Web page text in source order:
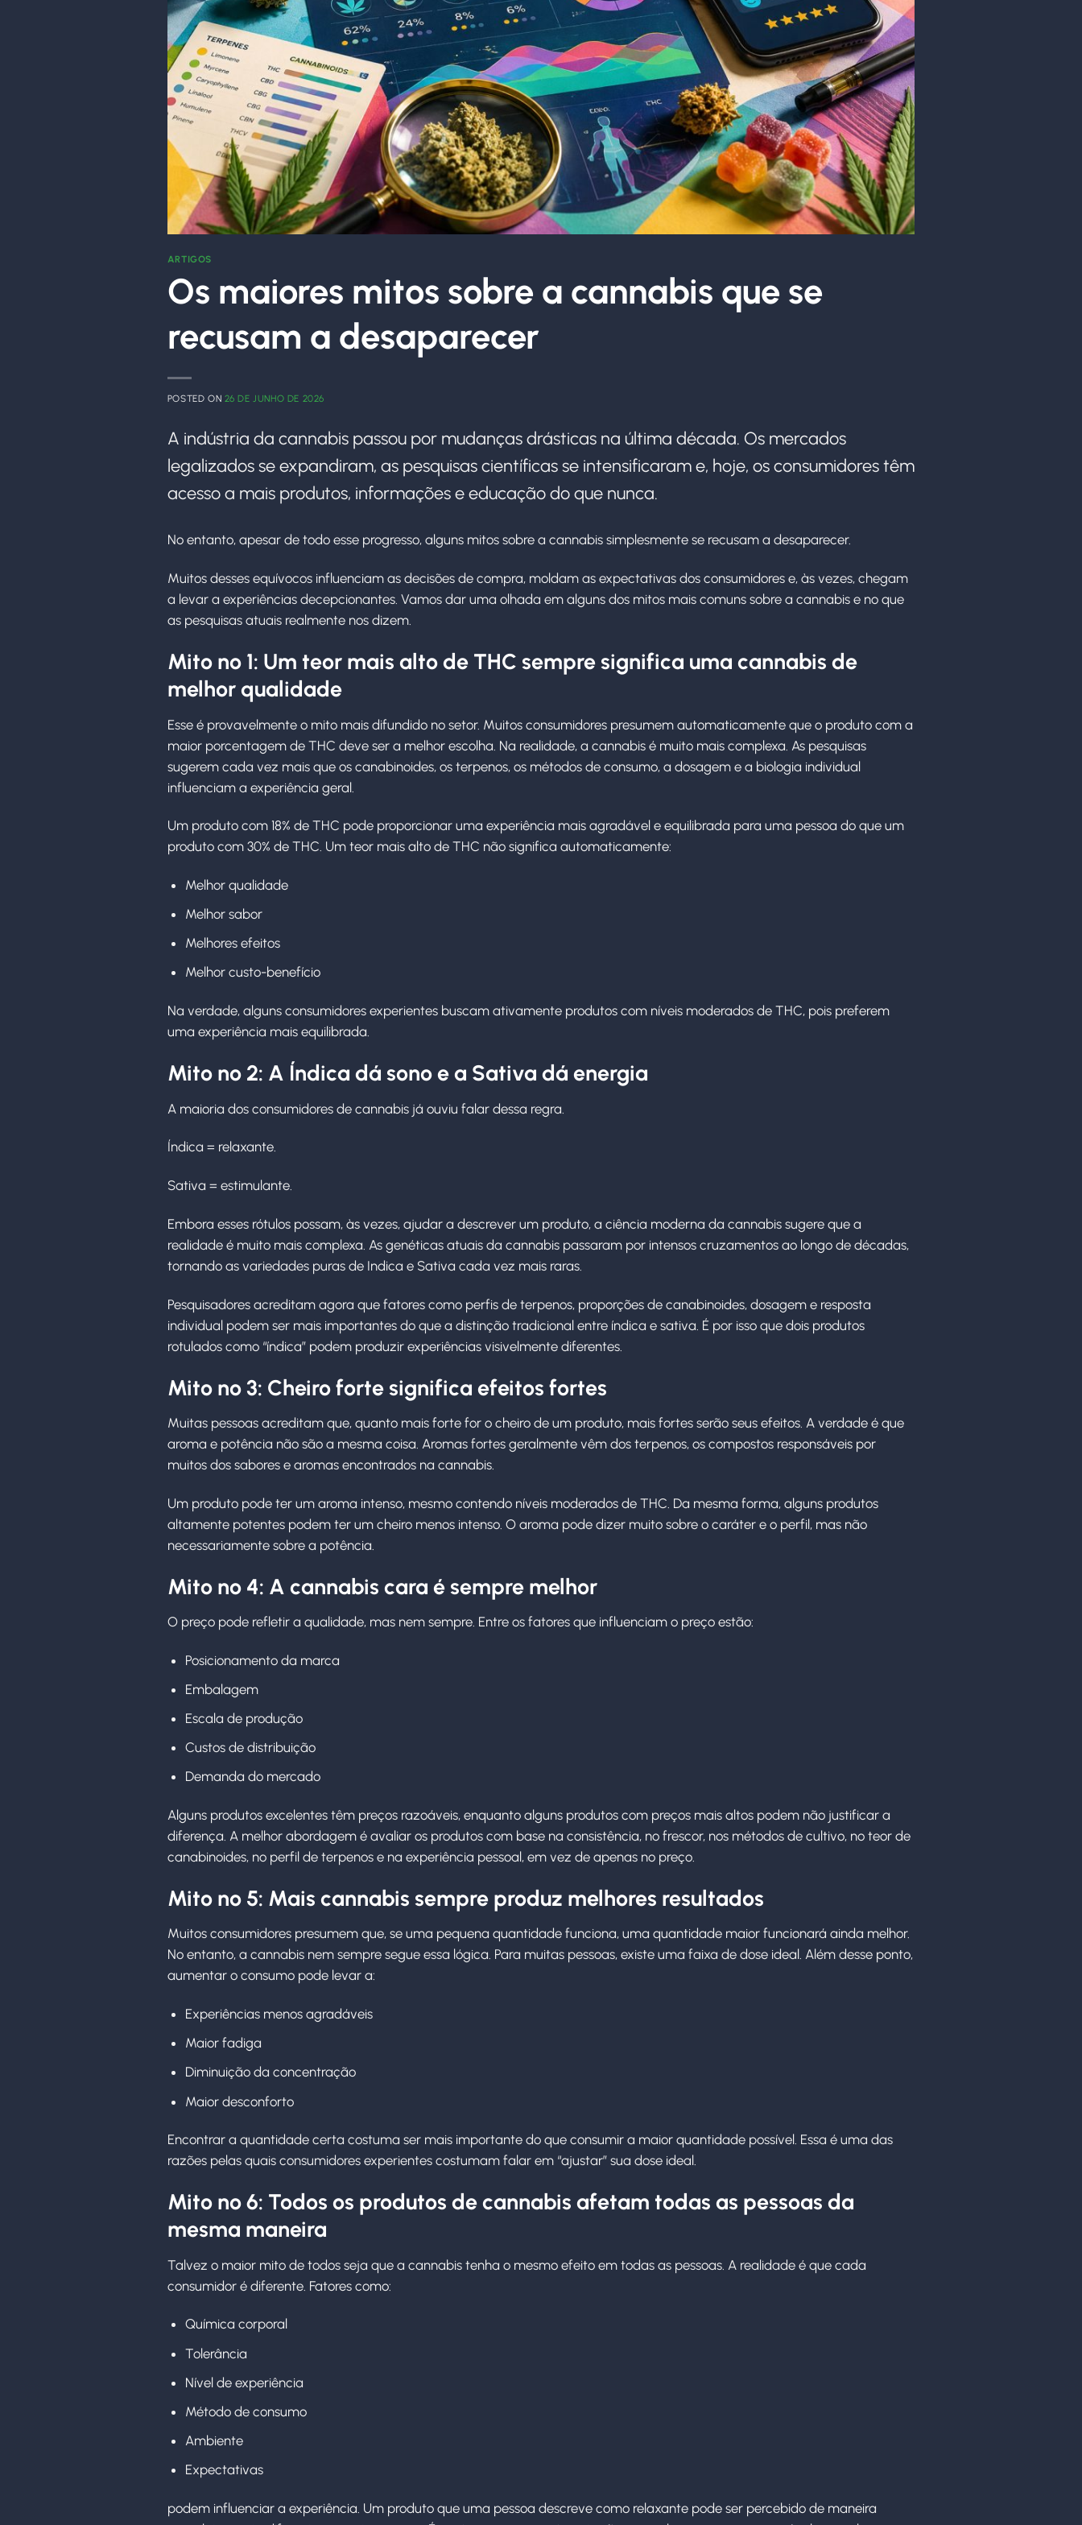
ARTIGOS
Os maiores mitos sobre a cannabis que se
recusam a desaparecer
POSTED ON 26 DE JUNHO DE 2026
A indústria da cannabis passou por mudanças drásticas na última década. Os mercados
legalizados se expandiram, as pesquisas científicas se intensificaram e, hoje, os consumidores têm
acesso a mais produtos, informações e educação do que nunca.
No entanto, apesar de todo esse progresso, alguns mitos sobre a cannabis simplesmente se recusam a desaparecer.
Muitos desses equívocos influenciam as decisões de compra, moldam as expectativas dos consumidores e, às vezes, chegam
a levar a experiências decepcionantes. Vamos dar uma olhada em alguns dos mitos mais comuns sobre a cannabis e no que
as pesquisas atuais realmente nos dizem.
Mito nº 1: Um teor mais alto de THC sempre significa uma cannabis de
melhor qualidade
Esse é provavelmente o mito mais difundido no setor. Muitos consumidores presumem automaticamente que o produto com a
maior porcentagem de THC deve ser a melhor escolha. Na realidade, a cannabis é muito mais complexa. As pesquisas
sugerem cada vez mais que os canabinoides, os terpenos, os métodos de consumo, a dosagem e a biologia individual
influenciam a experiência geral.
Um produto com 18% de THC pode proporcionar uma experiência mais agradável e equilibrada para uma pessoa do que um
produto com 30% de THC. Um teor mais alto de THC não significa automaticamente:
Melhor qualidade
Melhor sabor
Melhores efeitos
Melhor custo-benefício
Na verdade, alguns consumidores experientes buscam ativamente produtos com níveis moderados de THC, pois preferem
uma experiência mais equilibrada.
Mito nº 2: A Índica dá sono e a Sativa dá energia
A maioria dos consumidores de cannabis já ouviu falar dessa regra.
Índica = relaxante.
Sativa = estimulante.
Embora esses rótulos possam, às vezes, ajudar a descrever um produto, a ciência moderna da cannabis sugere que a
realidade é muito mais complexa. As genéticas atuais da cannabis passaram por intensos cruzamentos ao longo de décadas,
tornando as variedades puras de Indica e Sativa cada vez mais raras.
Pesquisadores acreditam agora que fatores como perfis de terpenos, proporções de canabinoides, dosagem e resposta
individual podem ser mais importantes do que a distinção tradicional entre índica e sativa. É por isso que dois produtos
rotulados como “índica” podem produzir experiências visivelmente diferentes.
Mito nº 3: Cheiro forte significa efeitos fortes
Muitas pessoas acreditam que, quanto mais forte for o cheiro de um produto, mais fortes serão seus efeitos. A verdade é que
aroma e potência não são a mesma coisa. Aromas fortes geralmente vêm dos terpenos, os compostos responsáveis por
muitos dos sabores e aromas encontrados na cannabis.
Um produto pode ter um aroma intenso, mesmo contendo níveis moderados de THC. Da mesma forma, alguns produtos
altamente potentes podem ter um cheiro menos intenso. O aroma pode dizer muito sobre o caráter e o perfil, mas não
necessariamente sobre a potência.
Mito nº 4: A cannabis cara é sempre melhor
O preço pode refletir a qualidade, mas nem sempre. Entre os fatores que influenciam o preço estão:
Posicionamento da marca
Embalagem
Escala de produção
Custos de distribuição
Demanda do mercado
Alguns produtos excelentes têm preços razoáveis, enquanto alguns produtos com preços mais altos podem não justificar a
diferença. A melhor abordagem é avaliar os produtos com base na consistência, no frescor, nos métodos de cultivo, no teor de
canabinoides, no perfil de terpenos e na experiência pessoal, em vez de apenas no preço.
Mito nº 5: Mais cannabis sempre produz melhores resultados
Muitos consumidores presumem que, se uma pequena quantidade funciona, uma quantidade maior funcionará ainda melhor.
No entanto, a cannabis nem sempre segue essa lógica. Para muitas pessoas, existe uma faixa de dose ideal. Além desse ponto,
aumentar o consumo pode levar a:
Experiências menos agradáveis
Maior fadiga
Diminuição da concentração
Maior desconforto
Encontrar a quantidade certa costuma ser mais importante do que consumir a maior quantidade possível. Essa é uma das
razões pelas quais consumidores experientes costumam falar em “ajustar” sua dose ideal.
Mito nº 6: Todos os produtos de cannabis afetam todas as pessoas da
mesma maneira
Talvez o maior mito de todos seja que a cannabis tenha o mesmo efeito em todas as pessoas. A realidade é que cada
consumidor é diferente. Fatores como:
Química corporal
Tolerância
Nível de experiência
Método de consumo
Ambiente
Expectativas
podem influenciar a experiência. Um produto que uma pessoa descreve como relaxante pode ser percebido de maneira